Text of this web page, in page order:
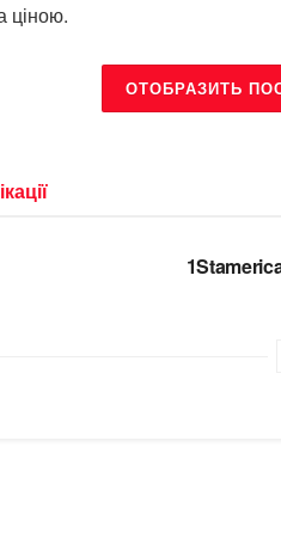
ціною.
ОТОБРАЗИТЬ